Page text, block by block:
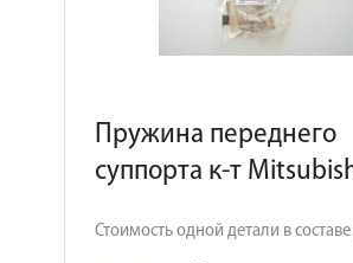
Пружина переднего
суппорта к-т
Стоимость одной детали в